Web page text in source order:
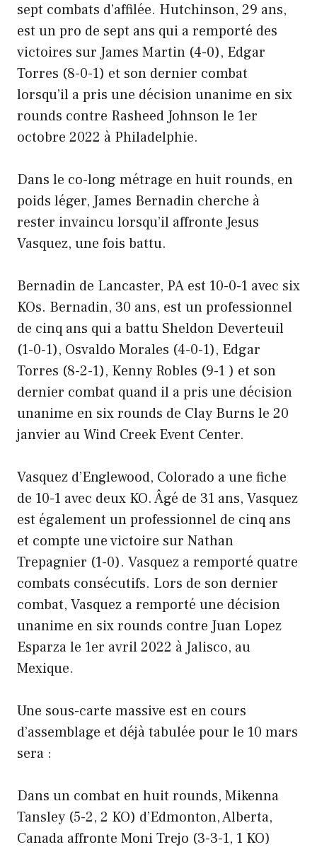
sept combats d’affilée. Hutchinson, 29 ans,
est un pro de sept ans qui a remporté des
victoires sur James Martin (4-0), Edgar
Torres (8-0-1) et son dernier combat
lorsqu’il a pris une décision unanime en six
rounds contre Rasheed Johnson le 1er
octobre 2022 à Philadelphie.
Dans le co-long métrage en huit rounds, en
poids léger, James Bernadin cherche à
rester invaincu lorsqu’il affronte Jesus
Vasquez, une fois battu.
Bernadin de Lancaster, PA est 10-0-1 avec six
KOs. Bernadin, 30 ans, est un professionnel
de cinq ans qui a battu Sheldon Deverteuil
(1-0-1), Osvaldo Morales (4-0-1), Edgar
Torres (8-2-1), Kenny Robles (9-1 ) et son
dernier combat quand il a pris une décision
unanime en six rounds de Clay Burns le 20
janvier au Wind Creek Event Center.
Vasquez d’Englewood, Colorado a une fiche
de 10-1 avec deux KO. Âgé de 31 ans, Vasquez
est également un professionnel de cinq ans
et compte une victoire sur Nathan
Trepagnier (1-0). Vasquez a remporté quatre
combats consécutifs. Lors de son dernier
combat, Vasquez a remporté une décision
unanime en six rounds contre Juan Lopez
Esparza le 1er avril 2022 à Jalisco, au
Mexique.
Une sous-carte massive est en cours
d’assemblage et déjà tabulée pour le 10 mars
sera :
Dans un combat en huit rounds, Mikenna
Tansley (5-2, 2 KO) d’Edmonton, Alberta,
Canada affronte Moni Trejo (3-3-1, 1 KO)